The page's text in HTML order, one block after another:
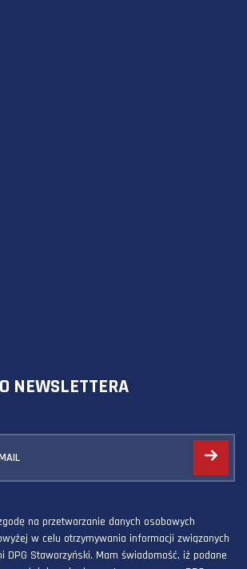
NEWSLETTERA
na przetwarzanie danych osobowych
w celu otrzymywania informacji związanych
DPG Staworzyński. Mam świadomość, iż podane